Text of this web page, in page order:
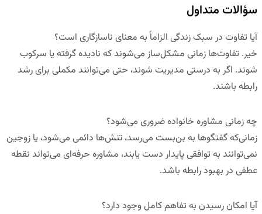
سؤالات متداول
آیا تفاوت در سبک زندگی الزاماً به معنای ناسازگاری است؟
خیر. تفاوت‌ها زمانی مشکل‌ساز می‌شوند که نادیده گرفته یا سرکوب
شوند. اگر به درستی مدیریت شوند، حتی می‌توانند مکملی برای رشد
رابطه باشند.
چه زمانی مشاوره خانواده ضروری می‌شود؟
زمانی‌که گفتگوها به بن‌بست می‌رسد، تنش‌ها دائمی می‌شود، یا زوجین
نمی‌توانند به توافقی پایدار دست یابند، مشاوره حرفه‌ای می‌تواند نقطه
عطفی در بهبود رابطه باشد.
آیا امکان رسیدن به تفاهم کامل وجود دارد؟